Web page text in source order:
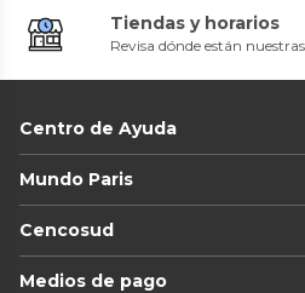
Tiendas y horarios
Revisa dónde están
Centro de Ayuda
Mundo Paris
Cencosud
Medios de pago